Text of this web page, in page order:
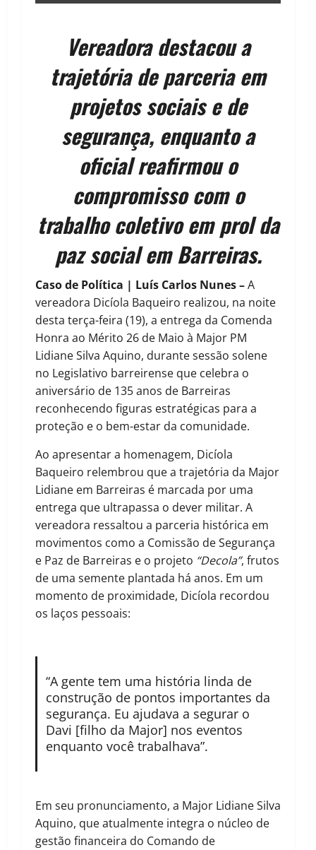
Vereadora destacou a
trajetória de parceria em
projetos sociais e de
segurança, enquanto a
oficial reafirmou o
compromisso com o
trabalho coletivo em prol da
paz social em Barreiras.
Caso de Política | Luís Carlos Nunes –A
vereadora Dicíola Baqueiro realizou, na noite
desta terça-feira (19), a entrega da Comenda
Honra ao Mérito 26 de Maio à Major PM
Lidiane Silva Aquino, durante sessão solene
no Legislativo barreirense que celebra o
aniversário de 135 anos de Barreiras
reconhecendo figuras estratégicas para a
proteção e o bem-estar da comunidade.
Ao apresentar a homenagem, Dicíola
Baqueiro relembrou que a trajetória da Major
Lidiane em Barreiras é marcada por uma
entrega que ultrapassa o dever militar. A
vereadora ressaltou a parceria histórica em
movimentos como a Comissão de Segurança
e Paz de Barreiras e o projeto “Decola”, frutos
de uma semente plantada há anos. Em um
momento de proximidade, Dicíola recordou
os laços pessoais:
“A gente tem uma história linda de
construção de pontos importantes da
segurança. Eu ajudava a segurar o
Davi [filho da Major] nos eventos
enquanto você trabalhava”.
Em seu pronunciamento, a Major Lidiane Silva
Aquino, que atualmente integra o núcleo de
gestão financeira do Comando de